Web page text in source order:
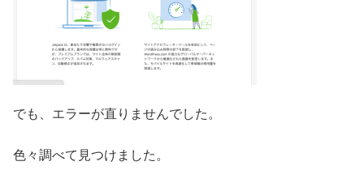
でも、エラーが直りませんでした。
色々調べて見つけました。